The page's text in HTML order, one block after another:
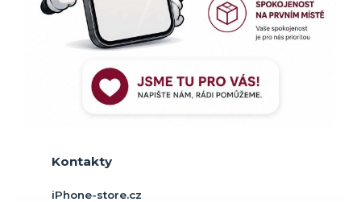
Kontakty
iPhone-store.cz